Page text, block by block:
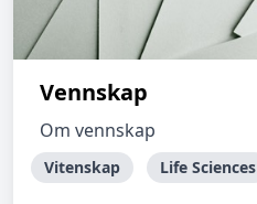
Vennskap
Om vennskap
Vitenskap Life Sciences